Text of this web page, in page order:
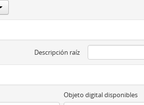
Descripción raíz
Objeto digital disponibles